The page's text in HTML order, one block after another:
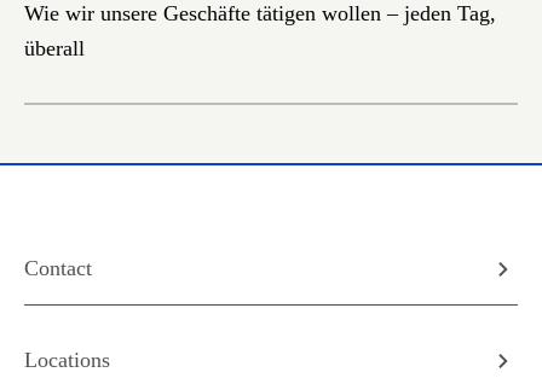
Wie wir unsere Geschäfte tätigen wollen – jeden Tag,
überall
Contact
Locations